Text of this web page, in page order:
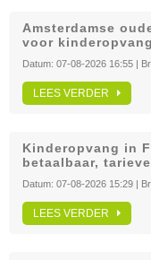
Amsterdamse
voor
Datum: 07-08-2026 16:55 |
LEES VERDER
Kinderopvang in
betaalbaar,
Datum: 07-08-2026 15:29 |
LEES VERDER